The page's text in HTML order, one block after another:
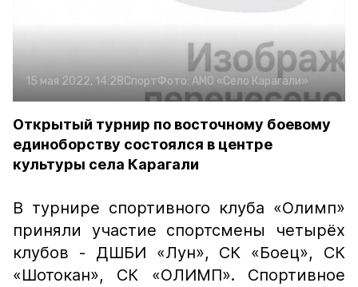
15 мая 2022, 14:28СпортФото: АМО «Село Карагали»
Открытый турнир по восточному боевому
единоборству состоялся в центре
культуры села Карагали
В турнире спортивного клуба «Олимп»
приняли участие спортсмены четырёх
клубов - ДШБИ «Лун», СК «Боец», СК
«Шотокан», СК «ОЛИМП». Спортивное